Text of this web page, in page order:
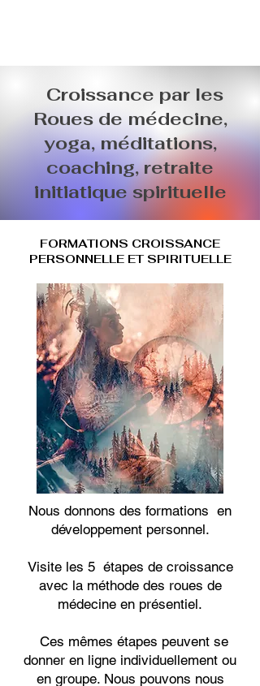
Croissance par les
Roues de médecine,
yoga, méditations,
coaching, retraite
initiatique spirituelle
FORMATIONS CROISSANCE
PERSONNELLE ET SPIRITUELLE
Nous donnons des formations en
développement personnel.
Visite les 5 étapes de croissance
avec la méthode des roues de
médecine en présentiel.
Ces mêmes étapes peuvent se
donner en ligne individuellement ou
en groupe. Nous pouvons nous